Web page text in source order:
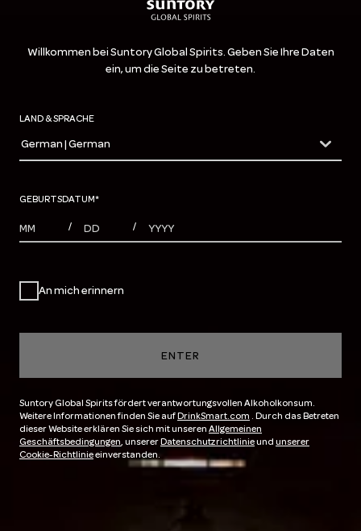
Willkommen bei Suntory Global Spirits. Geben Sie Ihre Daten
ein, um die Seite zu betreten.
LAND & SPRACHE
countryDropdown
German | German
GEBURTSDATUM*
MONTHS
/ DAYS / YEAR
An mich erinnern
ENTER
Suntory Global Spirits fördert verantwortungsvollen Alkoholkonsum.
Weitere Informationen finden Sie aufDrinkSmart.com . Durch das Betreten
dieser Website erklären Sie sich mit unseren Allgemeinen
Geschäftsbedingungen, unsererDatenschutzrichtlinieund unserer
Cookie-Richtlinieeinverstanden.